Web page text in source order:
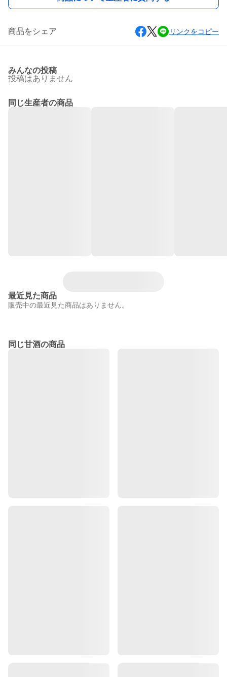
商品をシェア リンクをコピー
みんなの投稿
投稿はありません
同じ生産者の商品
最近見た商品
販売中の最近見た商品はありません。
同じ甘酒の商品